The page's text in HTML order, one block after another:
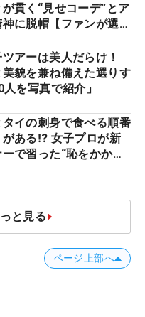
貫く“見せコーデ”とア
に脱帽【ファンが選ぶ
アーは美人だらけ！
美貌を兼ね備えた選りす
人を写真で紹介」
イの刺身で食べる順番
がある⁉ 女子プロが新
で習った“恥をかかな
と見る
ページ上部へ